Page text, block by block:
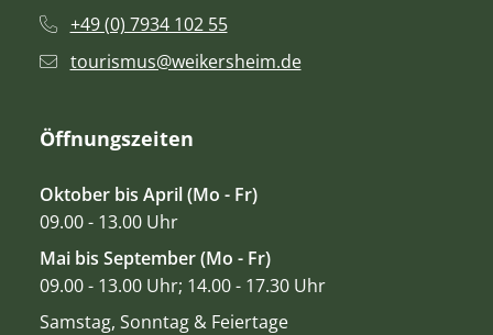
+49 (0) 7934 102 55
tourismus@weikersheim.de
Öffnungszeiten
Oktober bis April (Mo - Fr)
09.00 - 13.00 Uhr
Mai bis September (Mo - Fr)
09.00 - 13.00 Uhr; 14.00 - 17.30 Uhr
Samstag, Sonntag & Feiertage